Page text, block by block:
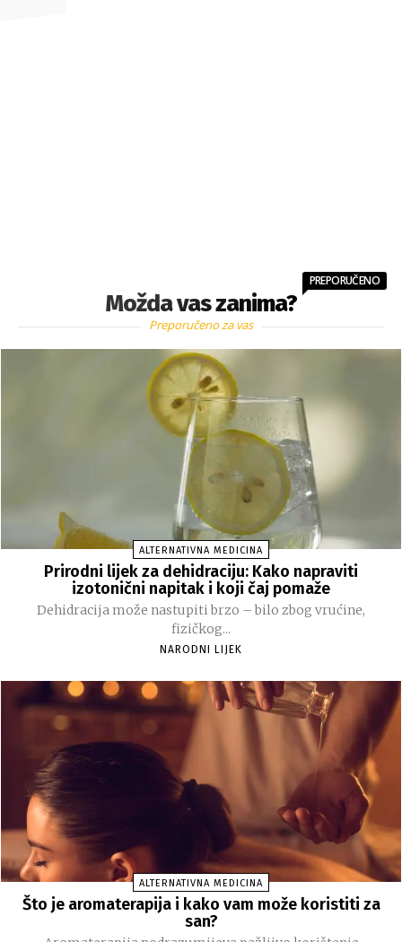
Možda vas zanima?
PREPORUČENO
Preporučeno za vas
ALTERNATIVNA MEDICINA
Prirodni lijek za dehidraciju: Kako napraviti
izotonični napitak i koji čaj pomaže
Dehidracija može nastupiti brzo – bilo zbog vrućine,
fizičkog...
NARODNI LIJEK
ALTERNATIVNA MEDICINA
Što je aromaterapija i kako vam može koristiti za
san?